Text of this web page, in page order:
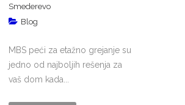
Smederevo
Blog
MBS peći za etažno grejanje su
jedno od najboljih rešenja za
vaš dom kada...